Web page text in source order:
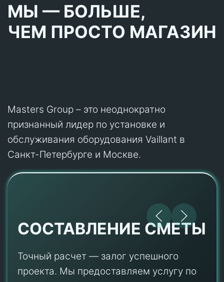
МЫ — БОЛЬШЕ,
ЧЕМ ПРОСТО МАГАЗИН
Masters Group – это неоднократно
признанный лидер по установке и
обслуживания оборудования Vaillant в
Санкт-Петербурге и Москве.
СОСТАВЛЕНИЕ СМЕТЫ
Точный расчет — залог успешного
проекта. Мы предоставляем услугу по